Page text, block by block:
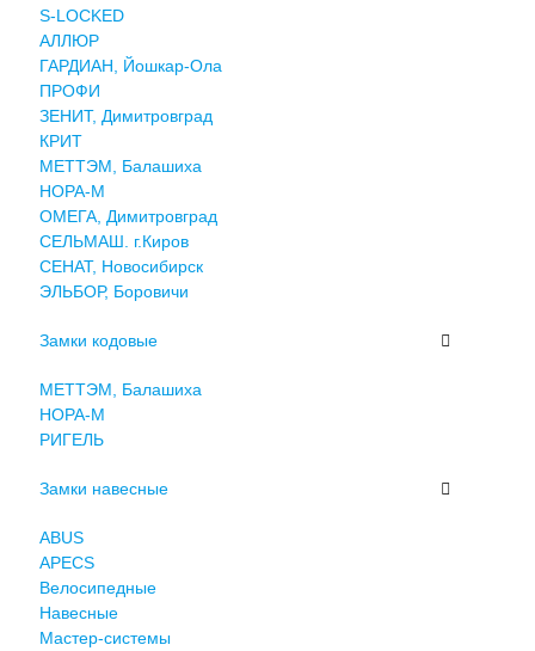
S-LOCKED
АЛЛЮР
ГАРДИАН, Йошкар-Ола
ПРОФИ
ЗЕНИТ, Димитровград
КРИТ
МЕТТЭМ, Балашиха
НОРА-М
ОМЕГА, Димитровград
СЕЛЬМАШ. г.Киров
СЕНАТ, Новосибирск
ЭЛЬБОР, Боровичи
Замки кодовые
МЕТТЭМ, Балашиха
НОРА-М
РИГЕЛЬ
Замки навесные
ABUS
APECS
Велосипедные
Навесные
Мастер-системы